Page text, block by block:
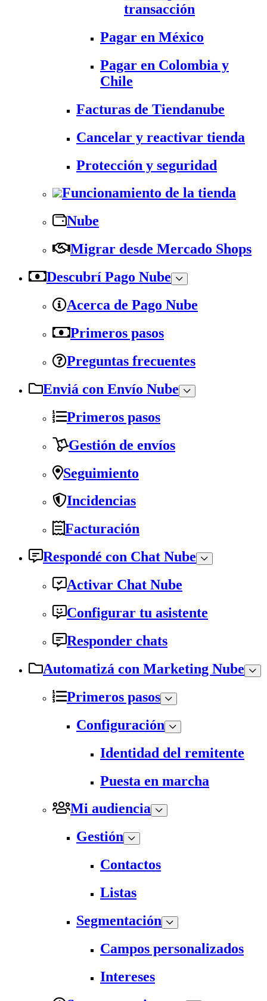
transacción
Pagar en México
Pagar en Colombia y
Chile
Facturas de Tiendanube
Cancelar y reactivar tienda
Protección y seguridad
Funcionamiento de la tienda
Nube
Migrar desde Mercado Shops
Descubrí Pago Nube
Acerca de Pago Nube
Primeros pasos
Preguntas frecuentes
Enviá con Envío Nube
Primeros pasos
Gestión de envíos
Seguimiento
Incidencias
Facturación
Respondé con Chat Nube
Activar Chat Nube
Configurar tu asistente
Responder chats
Automatizá con Marketing Nube
Primeros pasos
Configuración
Identidad del remitente
Puesta en marcha
Mi audiencia
Gestión
Contactos
Listas
Segmentación
Campos personalizados
Intereses